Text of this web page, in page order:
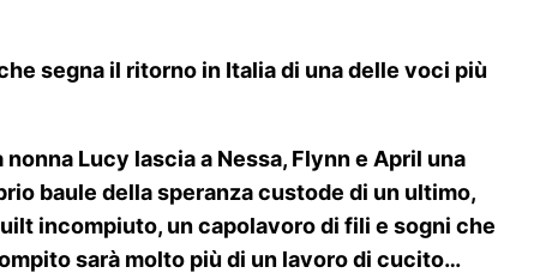
segna il ritorno in Italia di una delle voci più
Lucy lascia a Nessa, Flynn e April una
baule della speranza custode di un ultimo,
incompiuto, un capolavoro di fili e sogni che
sarà molto più di un lavoro di cucito…